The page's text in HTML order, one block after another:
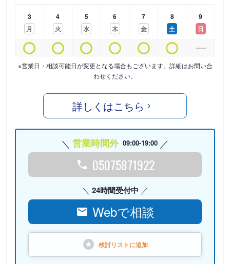
3
月
4
火
5
水
6
木
7
金
8
土
9
日
※営業日・相談可能日が変更となる場合もございます。詳細はお問い合
わせください。
詳しくはこちら
営業時間外 09:00-19:00
05075871922
24時間受付中
Webで相談
検討リストに追加